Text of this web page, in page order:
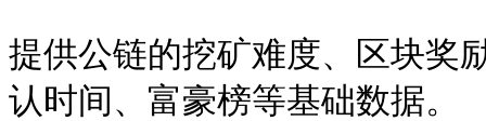
提供公链的挖矿难度、区块奖
认时间、富豪榜等基础数据。